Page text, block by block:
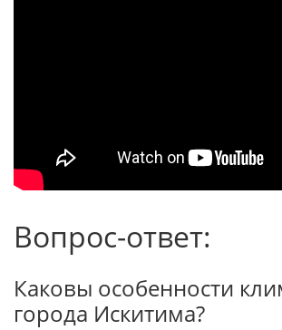
Вопрос-ответ:
Каковы особенности
города Искитима?